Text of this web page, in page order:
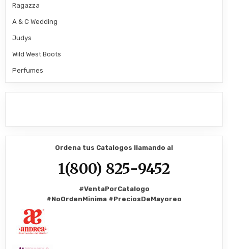
Ragazza
A & C Wedding
Judys
Wild West Boots
Perfumes
Ordena tus Catalogos llamando al
1(800) 825-9452
#VentaPorCatalogo
#NoOrdenMinima #PreciosDeMayoreo